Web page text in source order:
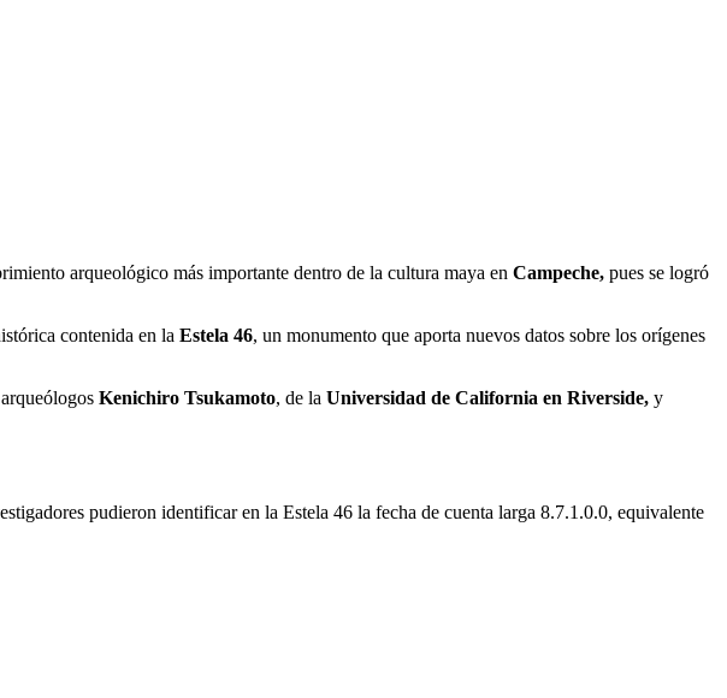
arqueológico más importante dentro de la cultura maya en Campeche, pues se logró
contenida en la Estela 46, un monumento que aporta nuevos datos sobre los orígenes
Kenichiro Tsukamoto, de la Universidad de California en Riverside, y
pudieron identificar en la Estela 46 la fecha de cuenta larga 8.7.1.0.0, equivalente